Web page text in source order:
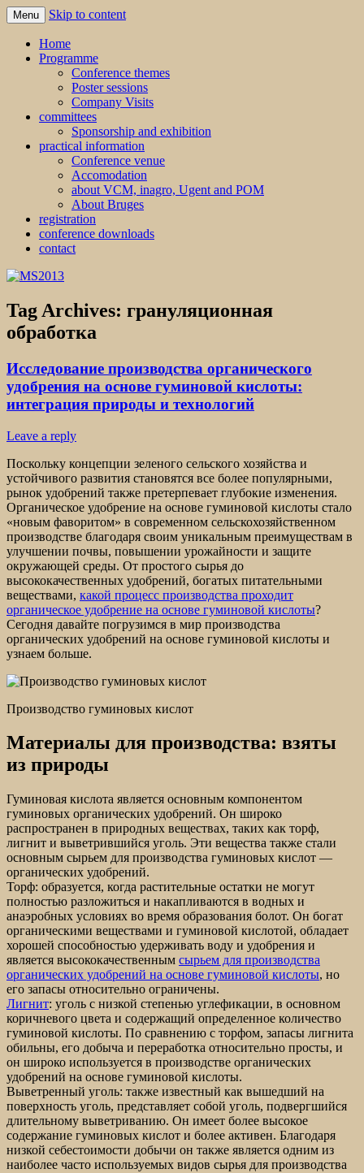
MS2013
Menu Skip to content
Home
Programme
Conference themes
Poster sessions
Company Visits
committees
Sponsorship and exhibition
practical information
Conference venue
Accomodation
about VCM, inagro, Ugent and POM
About Bruges
registration
conference downloads
contact
Tag Archives: грануляционная
обработка
Исследование производства органического
удобрения на основе гуминовой кислоты:
интеграция природы и технологий
Leave a reply
Поскольку концепции зеленого сельского хозяйства и
устойчивого развития становятся все более популярными,
рынок удобрений также претерпевает глубокие изменения.
Органическое удобрение на основе гуминовой кислоты стало
«новым фаворитом» в современном сельскохозяйственном
производстве благодаря своим уникальным преимуществам в
улучшении почвы, повышении урожайности и защите
окружающей среды. От простого сырья до
высококачественных удобрений, богатых питательными
веществами, какой процесс производства проходит
органическое удобрение на основе гуминовой кислоты?
Сегодня давайте погрузимся в мир производства
органических удобрений на основе гуминовой кислоты и
узнаем больше.
Производство гуминовых кислот
Материалы для производства: взяты
из природы
Гуминовая кислота является основным компонентом
гуминовых органических удобрений. Он широко
распространен в природных веществах, таких как торф,
лигнит и выветрившийся уголь. Эти вещества также стали
основным сырьем для производства гуминовых кислот —
органических удобрений.
Торф: образуется, когда растительные остатки не могут
полностью разложиться и накапливаются в водных и
анаэробных условиях во время образования болот. Он богат
органическими веществами и гуминовой кислотой, обладает
хорошей способностью удерживать воду и удобрения и
является высококачественным сырьем для производства
органических удобрений на основе гуминовой кислоты, но
его запасы относительно ограничены.
Лигнит: уголь с низкой степенью углефикации, в основном
коричневого цвета и содержащий определенное количество
гуминовой кислоты. По сравнению с торфом, запасы лигнита
обильны, его добыча и переработка относительно просты, и
он широко используется в производстве органических
удобрений на основе гуминовой кислоты.
Выветренный уголь: также известный как вышедший на
поверхность уголь, представляет собой уголь, подвергшийся
длительному выветриванию. Он имеет более высокое
содержание гуминовых кислот и более активен. Благодаря
низкой себестоимости добычи он также является одним из
наиболее часто используемых видов сырья для производства